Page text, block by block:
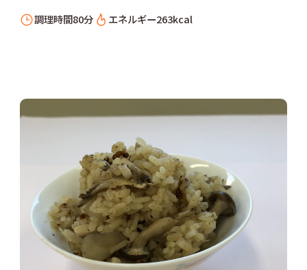
調理時間80分 エネルギー263kcal